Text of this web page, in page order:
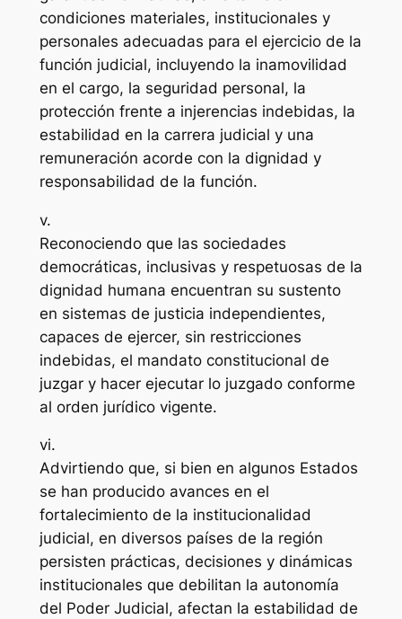
condiciones materiales, institucionales y
personales adecuadas para el ejercicio de la
función judicial, incluyendo la inamovilidad
en el cargo, la seguridad personal, la
protección frente a injerencias indebidas, la
estabilidad en la carrera judicial y una
remuneración acorde con la dignidad y
responsabilidad de la función.
v.
Reconociendo que las sociedades
democráticas, inclusivas y respetuosas de la
dignidad humana encuentran su sustento
en sistemas de justicia independientes,
capaces de ejercer, sin restricciones
indebidas, el mandato constitucional de
juzgar y hacer ejecutar lo juzgado conforme
al orden jurídico vigente.
vi.
Advirtiendo que, si bien en algunos Estados
se han producido avances en el
fortalecimiento de la institucionalidad
judicial, en diversos países de la región
persisten prácticas, decisiones y dinámicas
institucionales que debilitan la autonomía
del Poder Judicial, afectan la estabilidad de